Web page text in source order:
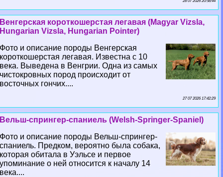
Венгерская короткошерстая легавая (Magyar Vizsla,
Hungarian Vizsla, Hungarian Pointer)
Фото и описание породы Венгерская
короткошерстая легавая. Известна с 10
века. Выведена в Венгрии. Одна из самых
чистокровных пород происходит от
восточных гончих....
27 07 2026 17:42:29
Вельш-спрингер-спаниель (Welsh-Springer-Spaniel)
Фото и описание породы Вельш-спрингер-
спаниель. Предком, вероятно была собака,
которая обитала в Уэльсе и первое
упоминание о ней относится к началу 14
века....